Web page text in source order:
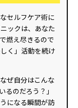
セルフケア術に
ックは、あなた
燃え尽きるので
く」活動を続け
ぜ自分はこんな
るのだろう？」
になる瞬間が訪